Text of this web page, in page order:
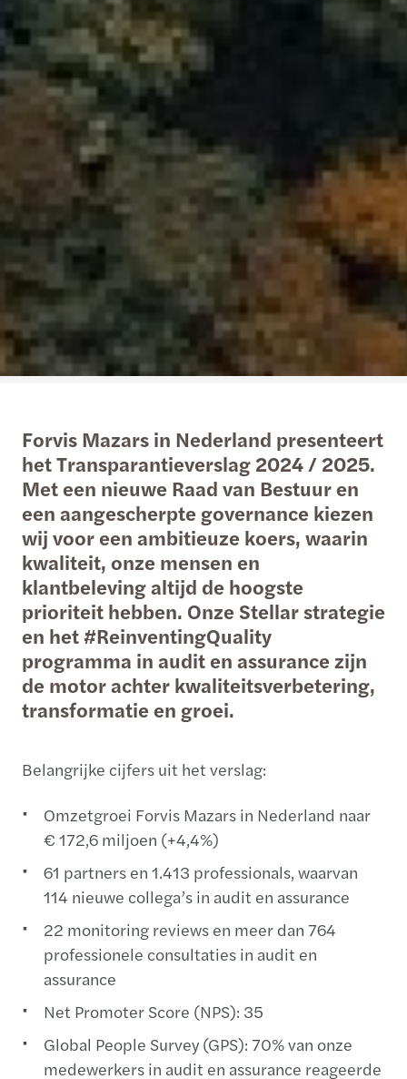
Forvis Mazars in Nederland presenteert
het Transparantieverslag 2024 / 2025.
Met een nieuwe Raad van Bestuur en
een aangescherpte governance kiezen
wij voor een ambitieuze koers, waarin
kwaliteit, onze mensen en
klantbeleving altijd de hoogste
prioriteit hebben. Onze Stellar strategie
en het #ReinventingQuality
programma in audit en assurance zijn
de motor achter kwaliteitsverbetering,
transformatie en groei.
Belangrijke cijfers uit het verslag:
Omzetgroei Forvis Mazars in Nederland naar
€ 172,6 miljoen (+4,4%)
61 partners en 1.413 professionals, waarvan
114 nieuwe collega’s in audit en assurance
22 monitoring reviews en meer dan 764
professionele consultaties in audit en
assurance
Net Promoter Score (NPS): 35
Global People Survey (GPS): 70% van onze
medewerkers in audit en assurance reageerde